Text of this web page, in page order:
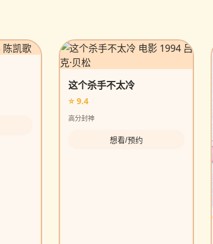
这个杀手不太冷
⭐ 9.4
高分封神
想看/预约